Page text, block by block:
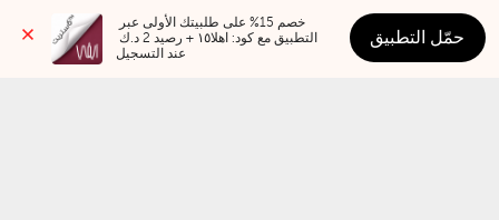
عند التسجيل
حمّل التطبيق